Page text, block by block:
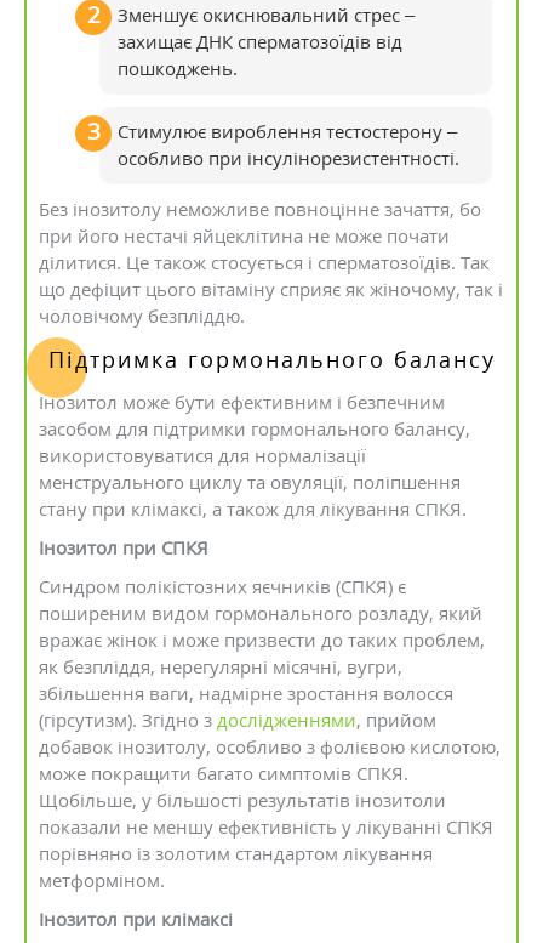
Зменшує окиснювальний стрес –
захищає ДНК сперматозоїдів від
пошкоджень.
Стимулює вироблення тестостерону –
особливо при інсулінорезистентності.
Без інозитолу неможливе повноцінне зачаття, бо
при його нестачі яйцеклітина не може почати
ділитися. Це також стосується і сперматозоїдів. Так
що дефіцит цього вітаміну сприяє як жіночому, так і
чоловічому безпліддю.
Підтримка гормонального балансу
Інозитол може бути ефективним і безпечним
засобом для підтримки гормонального балансу,
використовуватися для нормалізації
менструального циклу та овуляції, поліпшення
стану при клімаксі, а також для лікування СПКЯ.
Інозитол при СПКЯ
Синдром полікістозних яєчників (СПКЯ) є
поширеним видом гормонального розладу, який
вражає жінок і може призвести до таких проблем,
як безпліддя, нерегулярні місячні, вугри,
збільшення ваги, надмірне зростання волосся
(гірсутизм). Згідно здослідженнями, прийом
добавок інозитолу, особливо з фолієвою кислотою,
може покращити багато симптомів СПКЯ.
Щобільше, у більшості результатів інозитоли
показали не меншу ефективність у лікуванні СПКЯ
порівняно із золотим стандартом лікування
метформіном.
Інозитол при клімаксі